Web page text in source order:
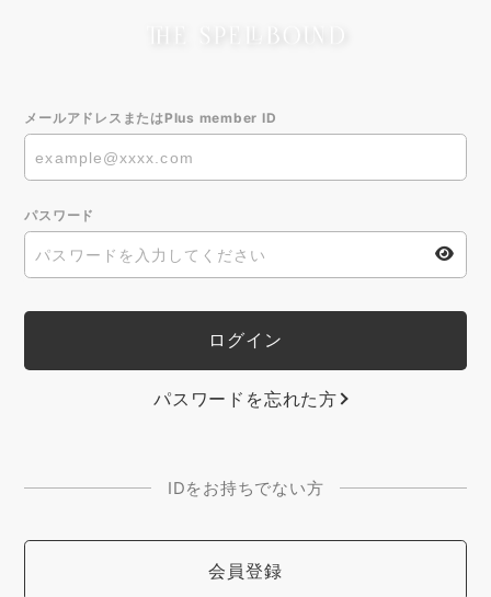
メールアドレスまたはPlus member ID
パスワード
パスワードを忘れた方
IDをお持ちでない方
会員登録